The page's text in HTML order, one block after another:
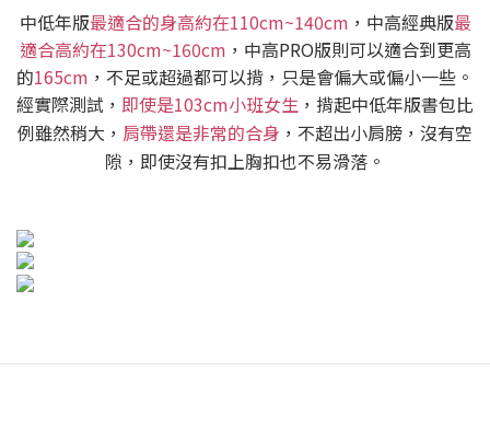
中低年版最適合的身高約在110cm~140cm ，中高經典版最
適合高約在130cm~160cm ，中高PRO版則可以適合到更高
的165cm ，不足或超過都可以揹，只是會偏大或偏小一些。
經實際測試， 即使是103cm小班女生 ，揹起中低年版書包比
例雖然稍大， 肩帶還是非常的合身 ，不超出小肩膀，沒有空
隙，即使沒有扣上胸扣也不易滑落。